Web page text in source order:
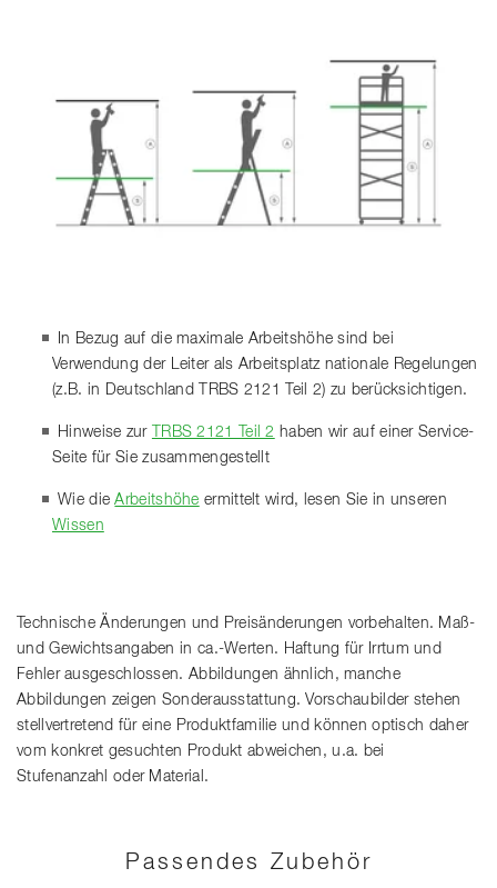
In Bezug auf die maximale Arbeitshöhe sind bei
Verwendung der Leiter als Arbeitsplatz nationale Regelungen
(z.B. in Deutschland TRBS 2121 Teil 2) zu berücksichtigen.
Hinweise zur TRBS 2121 Teil 2 haben wir auf einer Service-
Seite für Sie zusammengestellt
Wie dieArbeitshöhe ermittelt wird, lesen Sie in unseren
Wissen
Technische Änderungen und Preisänderungen vorbehalten. Maß-
und Gewichtsangaben in ca.-Werten. Haftung für Irrtum und
Fehler ausgeschlossen. Abbildungen ähnlich, manche
Abbildungen zeigen Sonderausstattung. Vorschaubilder stehen
stellvertretend für eine Produktfamilie und können optisch daher
vom konkret gesuchten Produkt abweichen, u.a. bei
Stufenanzahl oder Material.
Passendes Zubehör